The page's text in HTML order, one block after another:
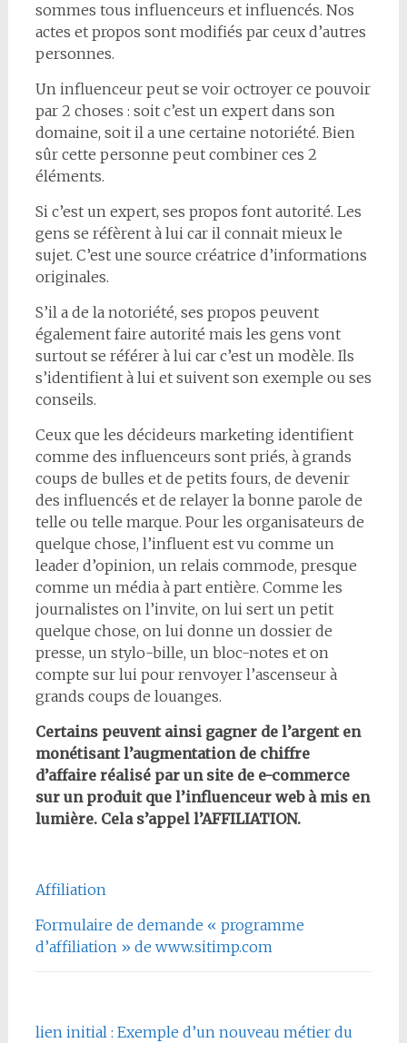
sommes tous influenceurs et influencés. Nos
actes et propos sont modifiés par ceux d’autres
personnes.
Un influenceur peut se voir octroyer ce pouvoir
par 2 choses : soit c’est un expert dans son
domaine, soit il a une certaine notoriété. Bien
sûr cette personne peut combiner ces 2
éléments.
Si c’est un expert, ses propos font autorité. Les
gens se réfèrent à lui car il connait mieux le
sujet. C’est une source créatrice d’informations
originales.
S’il a de la notoriété, ses propos peuvent
également faire autorité mais les gens vont
surtout se référer à lui car c’est un modèle. Ils
s’identifient à lui et suivent son exemple ou ses
conseils.
Ceux que les décideurs marketing identifient
comme des influenceurs sont priés, à grands
coups de bulles et de petits fours, de devenir
des influencés et de relayer la bonne parole de
telle ou telle marque. Pour les organisateurs de
quelque chose, l’influent est vu comme un
leader d’opinion, un relais commode, presque
comme un média à part entière. Comme les
journalistes on l’invite, on lui sert un petit
quelque chose, on lui donne un dossier de
presse, un stylo-bille, un bloc-notes et on
compte sur lui pour renvoyer l’ascenseur à
grands coups de louanges.
Certains peuvent ainsi gagner de l’argent en
monétisant l’augmentation de chiffre
d’affaire réalisé par un site de e-commerce
sur un produit que l’influenceur web à mis en
lumière. Cela s’appel l’AFFILIATION.
Affiliation
Formulaire de demande « programme
d’affiliation » de www.sitimp.com
lien initial : Exemple d’un nouveau métier du